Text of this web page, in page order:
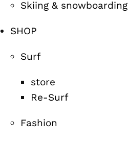
Skiing & snowboarding
SHOP
Surf
store
Re-Surf
Fashion